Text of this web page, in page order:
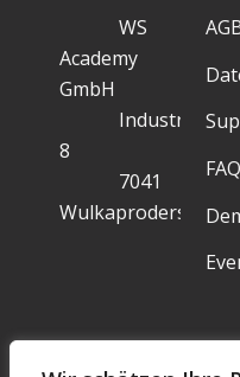
WS
Academy
GmbH
8
7041
Wulkaprodersdorf